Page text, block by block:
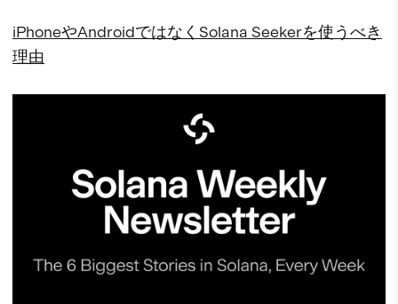
iPhoneやAndroidではなくSolana Seekerを使うべき
理由